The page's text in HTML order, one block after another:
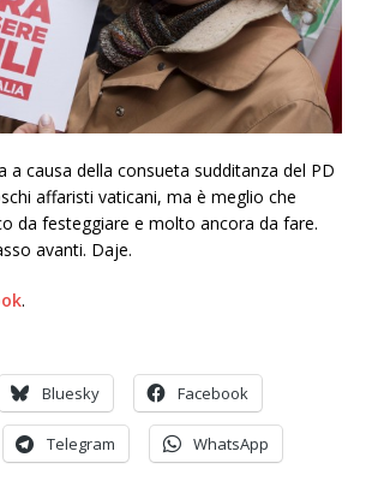
a causa della consueta sudditanza del PD
affaristi vaticani, ma è meglio che
da festeggiare e molto ancora da fare.
avanti. Daje.
.
Bluesky Facebook
Telegram WhatsApp